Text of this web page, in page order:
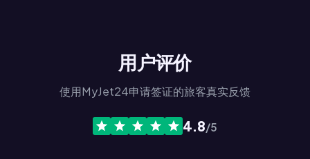
用户评价
使用MyJet24申请签证的旅客真实反馈
4.8/5